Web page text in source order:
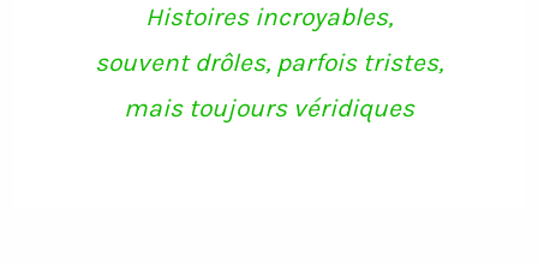
Histoires incroyables,
souvent drôles, parfois tristes,
mais toujours véridiques